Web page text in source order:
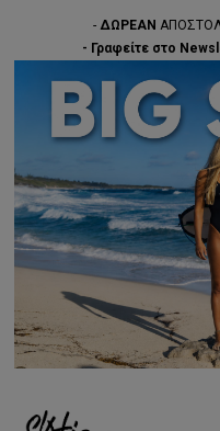
- ΔΩΡΕΑΝ
- Γραφείτε στο